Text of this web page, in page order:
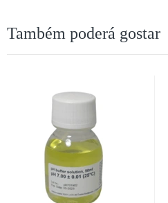
Também poderá gostar